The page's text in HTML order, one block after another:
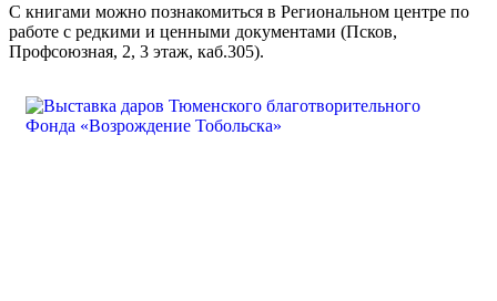
С книгами можно познакомиться в Региональном центре по
работе с редкими и ценными документами (Псков,
Профсоюзная, 2, 3 этаж, каб.305).